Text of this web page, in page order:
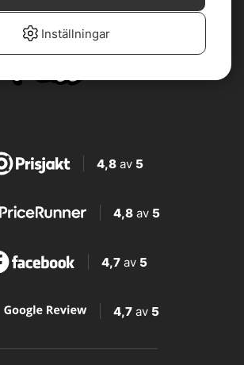
4,8av 5
4,8 av 5
4,7 av 5
4,7 av 5
Inställningar